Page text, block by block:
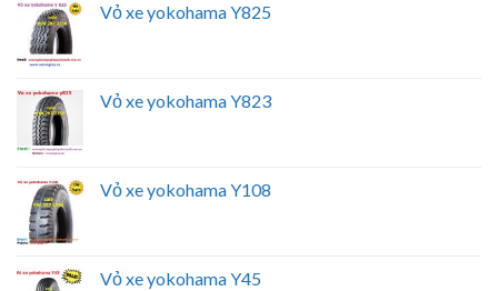
Vỏ xe yokohama Y825
Vỏ xe yokohama Y823
Vỏ xe yokohama Y108
Vỏ xe yokohama Y45